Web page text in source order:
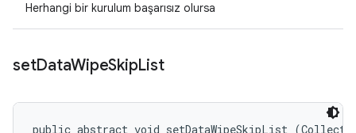
Herhangi bir kurulum başarısız olursa
setDataWipeSkipList
public abstract void setDataWipeSkipList